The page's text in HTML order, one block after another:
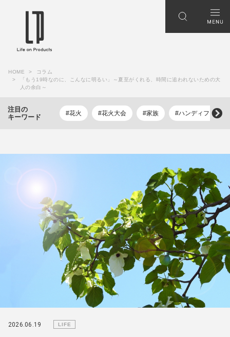
HOME
コラム
「もう19時なのに、こんなに明るい」～夏至がくれる、時間に追われないための大
人の余白～
注目の
キーワード
#花火 #花火大会 #家族 #ハンディファン
2026.06.19 LIFE